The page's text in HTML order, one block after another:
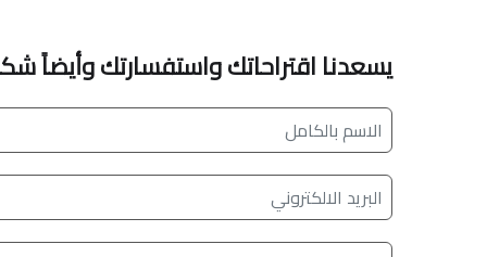
يسعدنا اقتراحاتك واستفسارتك وأيضاً